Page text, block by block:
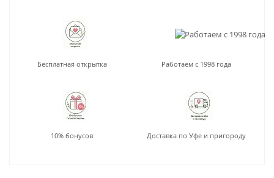
Бесплатная открытка Работаем с 1998 года
10% бонусов Доставка по Уфе и пригороду